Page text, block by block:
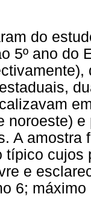
do
5º ano do
noroeste)
A amostra
típico cujos
e
6; máximo